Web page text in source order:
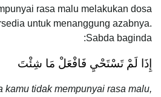
rasa malu melakukan dosa
untuk menanggung azabnya.
Sabda baginda:
إِذَا لَمْ تَسْتَحْيِ فَافْعَلْ مَا شِئْتَ
kamu tidak mempunyai rasa malu,